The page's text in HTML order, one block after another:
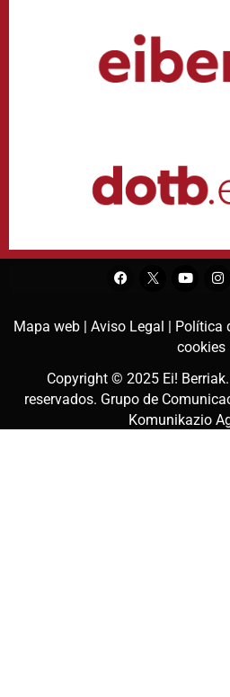
Mapa web | Aviso Legal | Política
cookies
Copyright © 2025 Ei! Berriak
reservados. Grupo de
Komunikazio